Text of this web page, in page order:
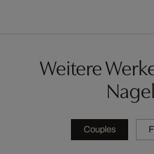
Weitere
Couples